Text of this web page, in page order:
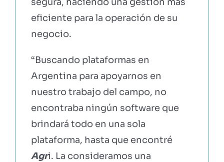
eficiente para la operación de su
negocio.
“Buscando plataformas en
Argentina para apoyarnos en
nuestro trabajo del campo, no
encontraba ningún software que
brindará todo en una sola
plataforma, hasta que encontré
Agri. La consideramos una